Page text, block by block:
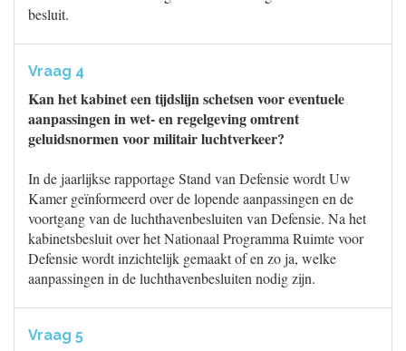
besluit.
Vraag 4
Kan het kabinet een tijdslijn schetsen voor eventuele
aanpassingen in wet- en regelgeving omtrent
geluidsnormen voor militair luchtverkeer?
In de jaarlijkse rapportage Stand van Defensie wordt Uw
Kamer geïnformeerd over de lopende aanpassingen en de
voortgang van de luchthavenbesluiten van Defensie. Na het
kabinetsbesluit over het Nationaal Programma Ruimte voor
Defensie wordt inzichtelijk gemaakt of en zo ja, welke
aanpassingen in de luchthavenbesluiten nodig zijn.
Vraag 5